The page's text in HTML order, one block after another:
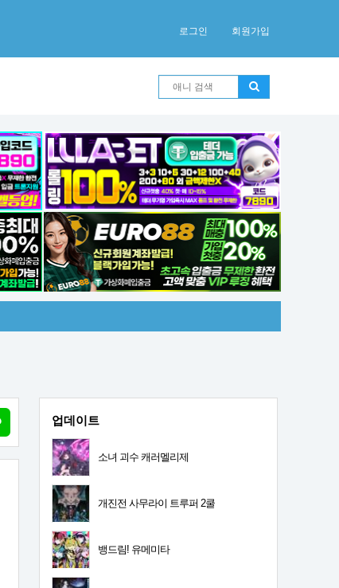
로그인 회원가입
업데이트
소녀 괴수 캐러멜리제
개진전 사무라이 트루퍼 2쿨
뱅드림! 유메미타